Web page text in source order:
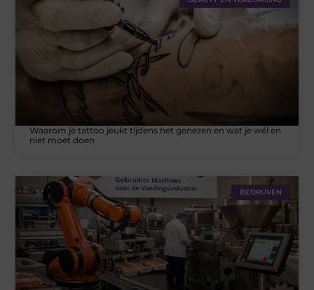
Waarom je tattoo jeukt tijdens het genezen en wat je wél en
niet moet doen
BEDRIJVEN